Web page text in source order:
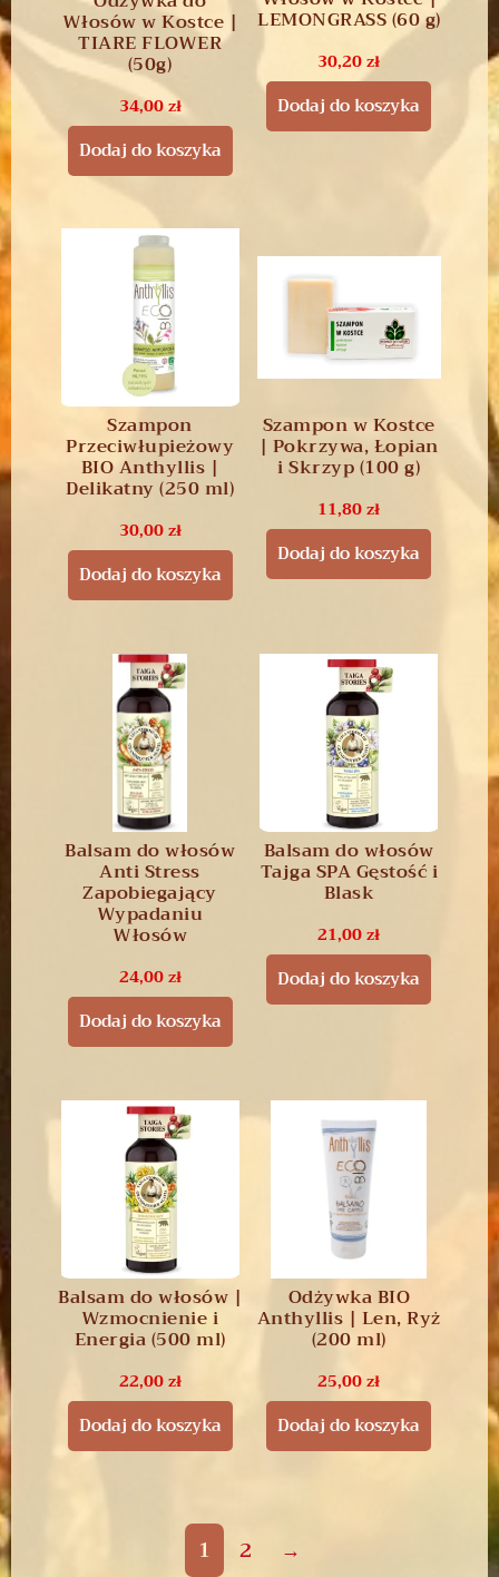
Włosów w Kostce |
TIARE FLOWER
(50g)
34,00zł
Dodaj do koszyka
LEMONGRASS (60 g)
30,20zł
Dodaj do koszyka
Szampon
Przeciwłupieżowy
BIO Anthyllis |
Delikatny (250 ml)
30,00zł
Dodaj do koszyka
Szampon w Kostce
| Pokrzywa, Łopian
i Skrzyp (100 g)
11,80zł
Dodaj do koszyka
Balsam do włosów
Anti Stress
Zapobiegający
Wypadaniu
Włosów
24,00zł
Dodaj do koszyka
Balsam do włosów
Tajga SPA Gęstość i
Blask
21,00zł
Dodaj do koszyka
Balsam do włosów |
Wzmocnienie i
Energia (500 ml)
22,00zł
Dodaj do koszyka
Odżywka BIO
Anthyllis | Len, Ryż
(200 ml)
25,00zł
Dodaj do koszyka
1 2 →